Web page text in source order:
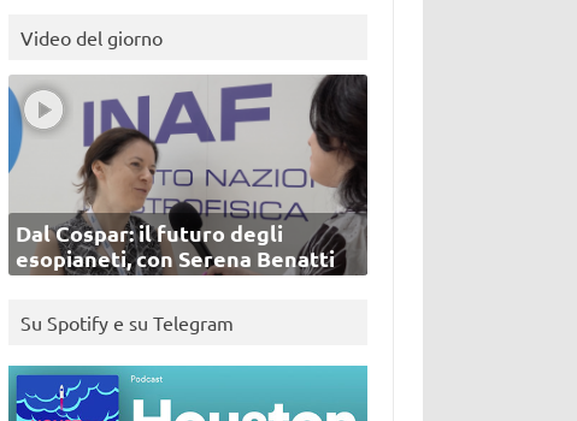
Video del giorno
Dal Cospar: il futuro degli
esopianeti, con Serena Benatti
Su Spotify e su Telegram